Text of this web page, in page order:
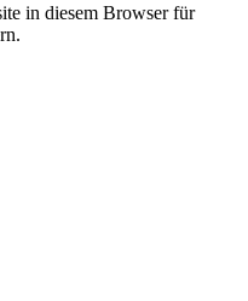
in diesem Browser für